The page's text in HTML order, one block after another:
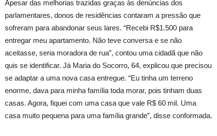
Apesar das melhorias trazidas graças às denúncias dos
parlamentares, donos de residências contaram a pressão que
sofreram para abandonar seus lares. “Recebi R$1.500 para
entregar meu apartamento. Não teve conversa e se não
aceitasse, seria moradora de rua”, contou uma cidadã que não
quis se identificar. Já Maria do Socorro, 64, explicou que precisou
se adaptar a uma nova casa entregue. “Eu tinha um terreno
enorme, dava para minha família toda morar, pois tinham duas
casas. Agora, fiquei com uma casa que vale R$ 60 mil. Uma
casa muito pequena para uma família grande”, disse conformada.